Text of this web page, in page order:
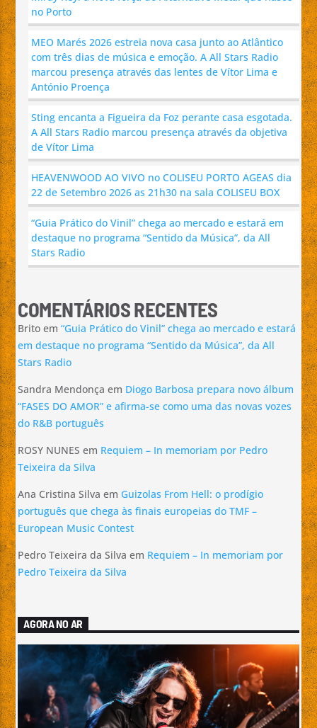
no Porto
MEO Marés 2026 estreia nova casa junto ao Atlântico
com três dias de música e emoção. A All Stars Radio
marcou presença através das lentes de Vítor Lima e
António Proença
Sting encanta a Figueira da Foz perante casa esgotada.
A All Stars Radio marcou presença através da objetiva
de Vítor Lima
HEAVENWOOD AO VIVO no COLISEU PORTO AGEAS dia
22 de Setembro 2026 as 21h30 na sala COLISEU BOX
“Guia Prático do Vinil” chega ao mercado e estará em
destaque no programa “Sentido da Música”, da All
Stars Radio
COMENTÁRIOS RECENTES
Brito em“Guia Prático do Vinil” chega ao mercado e estará
em destaque no programa “Sentido da Música”, da All
Stars Radio
Sandra Mendonça em Diogo Barbosa prepara novo álbum
“FASES DO AMOR” e afirma-se como uma das novas vozes
do R&B português
ROSY NUNES em Requiem – In memoriam por Pedro
Teixeira da Silva
Ana Cristina Silva em Guizolas From Hell: o prodígio
português que chega às finais europeias do TMF –
European Music Contest
Pedro Teixeira da Silva em Requiem – In memoriam por
Pedro Teixeira da Silva
AGORA NO AR